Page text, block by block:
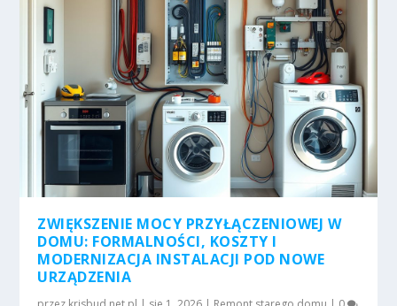
ZWIĘKSZENIE MOCY PRZYŁĄCZENIOWEJ W
DOMU: FORMALNOŚCI, KOSZTY I
MODERNIZACJA INSTALACJI POD NOWE
URZĄDZENIA